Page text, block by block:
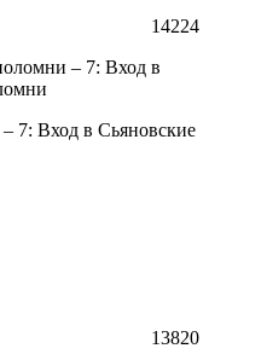
14224
7: Вход в Сьяновские
13820